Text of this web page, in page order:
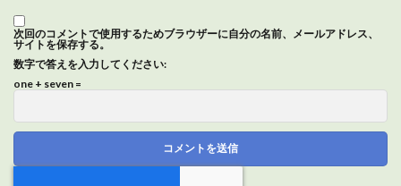
次回のコメントで使用するためブラウザーに自分の名前、メールアドレス、
サイトを保存する。
数字で答えを入力してください:
one + seven =